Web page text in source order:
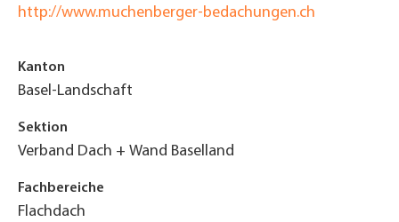
http://www.muchenberger-bedachungen.ch
Kanton
Basel-Landschaft
Sektion
Verband Dach + Wand Baselland
Fachbereiche
Flachdach